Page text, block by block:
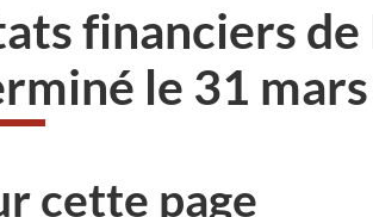
financiers
le 31
cette page